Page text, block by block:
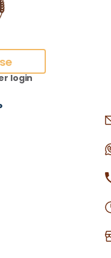
login